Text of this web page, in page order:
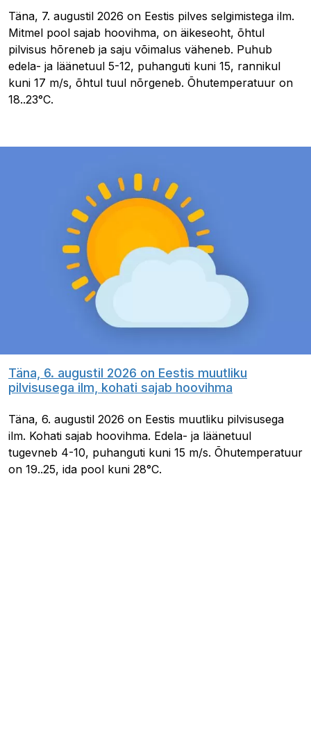
Täna, 7. augustil 2026 on Eestis pilves selgimistega ilm.
Mitmel pool sajab hoovihma, on äikeseoht, õhtul
pilvisus hõreneb ja saju võimalus väheneb. Puhub
edela- ja läänetuul 5-12, puhanguti kuni 15, rannikul
kuni 17 m/s, õhtul tuul nõrgeneb. Õhutemperatuur on
18..23°C.
Täna, 6. augustil 2026 on Eestis muutliku
pilvisusega ilm, kohati sajab hoovihma
Täna, 6. augustil 2026 on Eestis muutliku pilvisusega
ilm. Kohati sajab hoovihma. Edela- ja läänetuul
tugevneb 4-10, puhanguti kuni 15 m/s. Õhutemperatuur
on 19..25, ida pool kuni 28°C.